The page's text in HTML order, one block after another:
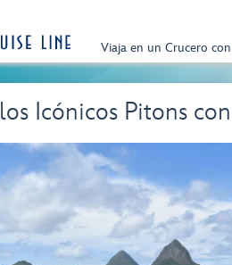
Viaja en un Crucero
Icónicos Pitons